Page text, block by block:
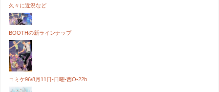
久々に近況など
BOOTHの新ラインナップ
コミケ96/8月11日-日曜-西O-22b